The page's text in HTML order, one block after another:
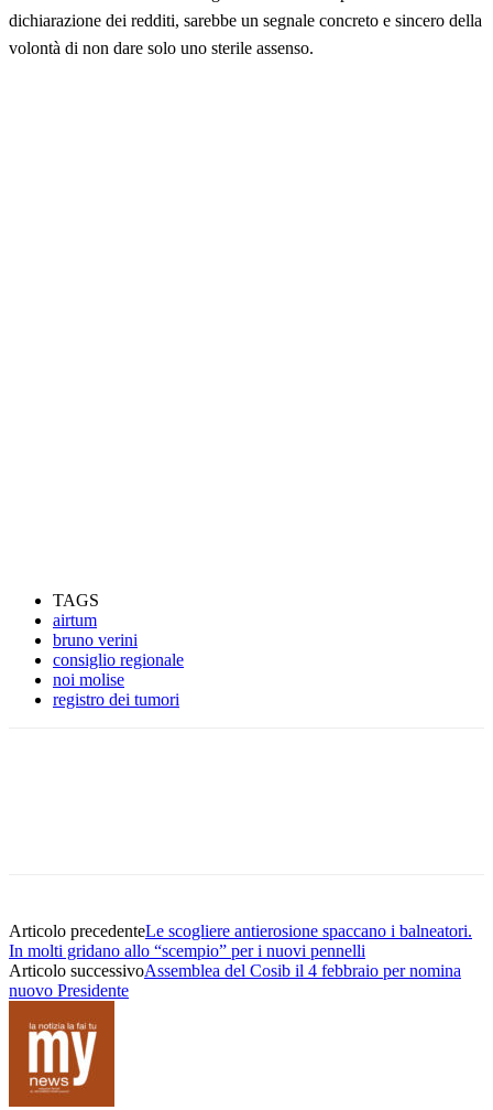
dichiarazione dei redditi, sarebbe un segnale concreto e sincero della
volontà di non dare solo uno sterile assenso.
TAGS
airtum
bruno verini
consiglio regionale
noi molise
registro dei tumori
Articolo precedenteLe scogliere antierosione spaccano i balneatori.
In molti gridano allo “scempio” per i nuovi pennelli
Articolo successivoAssemblea del Cosib il 4 febbraio per nomina
nuovo Presidente